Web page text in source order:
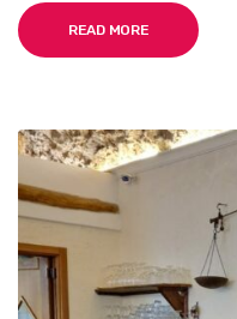
READ MORE